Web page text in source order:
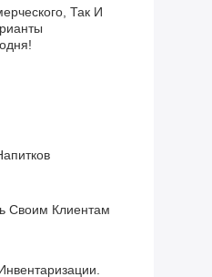
Так И
Своим Клиентам